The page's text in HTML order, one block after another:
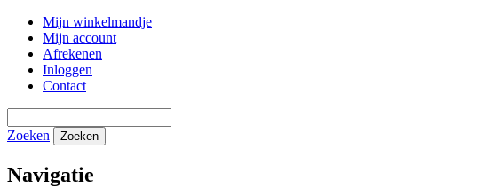
Mijn winkelmandje
Mijn account
Afrekenen
Inloggen
Contact
Zoeken Zoeken
Navigatie